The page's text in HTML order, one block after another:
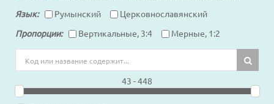
Язык
Румынский
Церковнославянский
Пропорции
Вертикальные, 3:4 Мерные, 1:2
43 - 448